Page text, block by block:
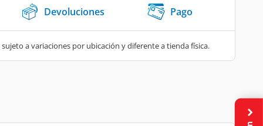
Devoluciones Pago
a variaciones por ubicación y diferente a tienda física.